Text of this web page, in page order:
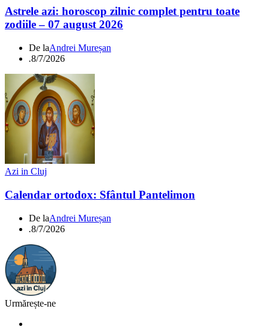
Astrele azi: horoscop zilnic complet pentru toate
zodiile – 07 august 2026
De laAndrei Mureșan
.8/7/2026
Azi in Cluj
Calendar ortodox: Sfântul Pantelimon
De laAndrei Mureșan
.8/7/2026
Urmărește-ne